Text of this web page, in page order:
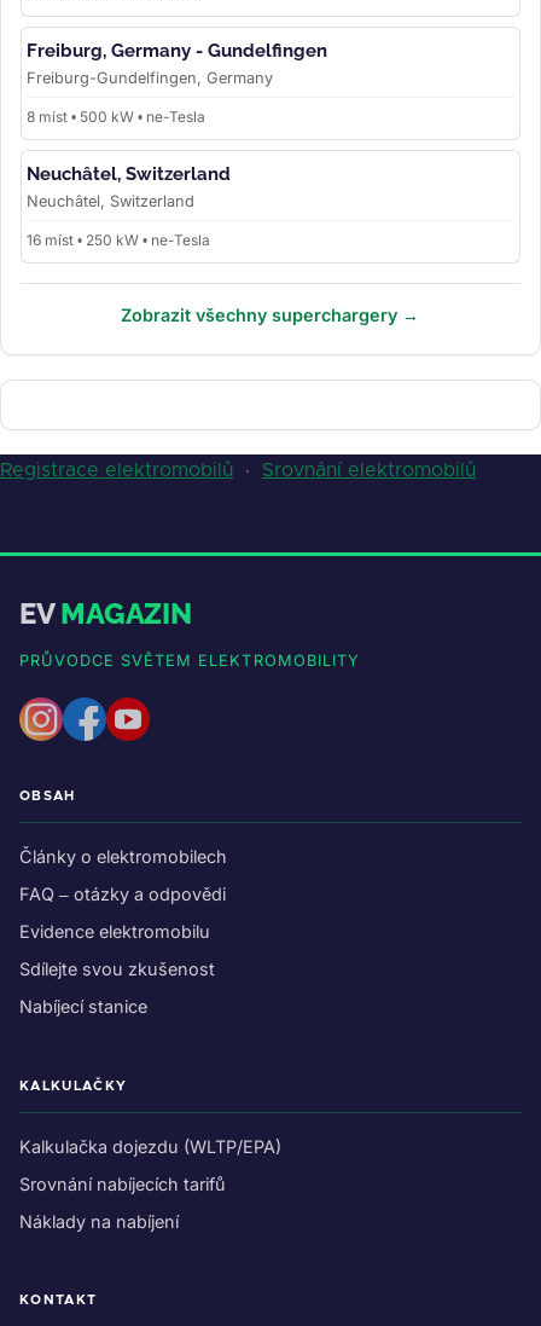
Freiburg, Germany - Gundelfingen
Freiburg-Gundelfingen, Germany
8 míst • 500 kW • ne-Tesla
Neuchâtel, Switzerland
Neuchâtel, Switzerland
16 míst • 250 kW • ne-Tesla
Zobrazit všechny superchargery →
Registrace elektromobilů · Srovnání elektromobilů
EVMAGAZIN
PRŮVODCE SVĚTEM ELEKTROMOBILITY
OBSAH
Články o elektromobilech
FAQ – otázky a odpovědi
Evidence elektromobilu
Sdílejte svou zkušenost
Nabíjecí stanice
KALKULAČKY
Kalkulačka dojezdu (WLTP/EPA)
Srovnání nabíjecích tarifů
Náklady na nabíjení
KONTAKT